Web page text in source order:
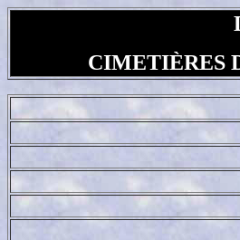
CIMETIÈRES